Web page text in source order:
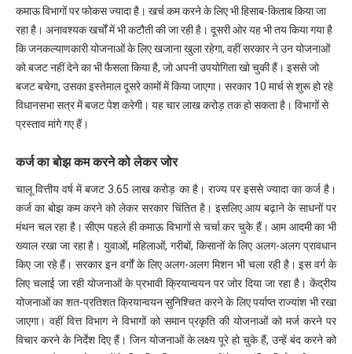
कमाऊ विभागों पर फोकस ज्यादा है। खर्च कम करने के लिए भी हिसाब-किताब किया जा
रहा है। अनावश्यक खर्चों में भी कटौती की जा रही है। दूसरी ओर यह भी तय किया गया है
कि जनकल्याणकारी योजनाओं के लिए खजाना खुला रहेगा, वहीं सरकार ने उन योजनाओं
को बजट नहीं देने का भी फैसला किया है, जो अपनी उपयोगिता खो चुकी हैं। इससे जो
बजट बचेगा, उसका इस्तेमाल दूसरे कामों में किया जाएगा। सरकार 10 मार्च से शुरू हो रहे
विधानसभा सत्र में बजट पेश करेगी। यह चार लाख करोड़ तक हो सकता है। विभागों से
प्रस्ताव मांगे गए हैं।
कर्ज का बोझ कम करने को लेकर जोर
चालू वित्तीय वर्ष में बजट 3.65 लाख करोड़ का है। राज्य पर इससे ज्यादा का कर्ज है।
कर्ज का बोझ कम करने को लेकर सरकार चिंतित है। इसलिए आय बढ़ाने के साधनों पर
मंथन चल रहा है। सीएम पहले ही कमाऊ विभागों से चर्चा कर चुके हैं। आम आदमी का भी
ख्याल रखा जा रहा है। युवाओं, महिलाओं, गरीबों, किसानों के लिए अलग-अलग प्रावधान
किए जा रहे हैं। सरकार इन वर्गों के लिए अलग-अलग मिशन भी चला रही है। इस वर्ग के
लिए चलाई जा रही योजनाओं के प्रभावी क्रियान्वयन पर जोर दिया जा रहा है। केंद्रीय
योजनाओं का शत-प्रतिशत क्रियान्वयन सुनिश्चित करने के लिए पर्याप्त राज्यांश भी रखा
जाएगा। वहीं वित्त विभाग ने विभागों को समान प्रकृति की योजनाओं को मर्ज करने पर
विचार करने के निर्देश दिए हैं। जिन योजनाओं के लक्ष्य पूरे हो चुके हैं, उन्हें बंद करने को